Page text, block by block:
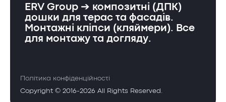
ERV Group ➔ композитні (ДПК)
дошки для терас та фасадів.
Монтажні кліпси (кляймери). Все
для монтажу та догляду.
Політика конфіденційності
Copyright © 2016-2026 All Rights Reserved.